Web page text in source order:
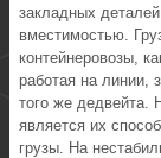
закладных
вместимостью.
контейнеровозы,
работая на линии,
того же дедвейта.
является их
грузы. На